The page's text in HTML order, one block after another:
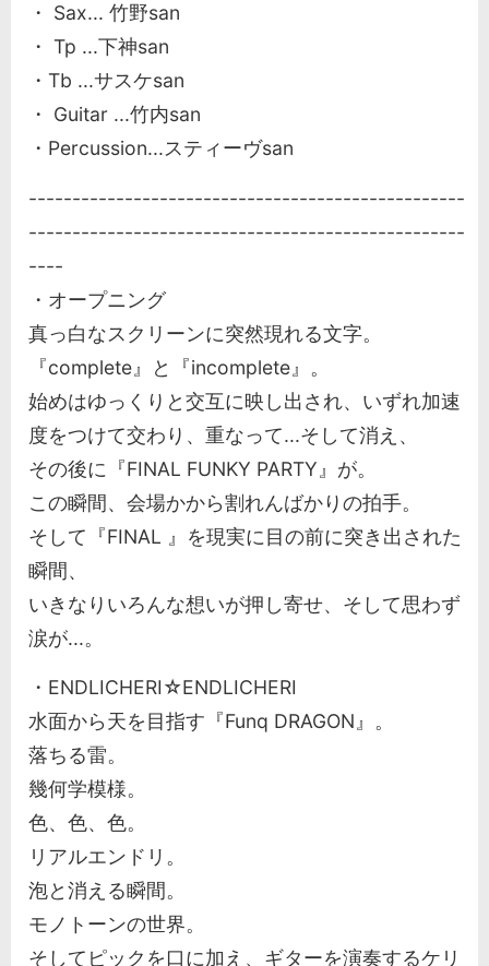
・ Sax... 竹野san
・ Tp ...下神san
・Tb ...サスケsan
・ Guitar ...竹内san
・Percussion...スティーヴsan
--------------------------------------------------
--------------------------------------------------
----
・オープニング
真っ白なスクリーンに突然現れる文字。
『complete』と『incomplete』。
始めはゆっくりと交互に映し出され、いずれ加速
度をつけて交わり、重なって...そして消え、
その後に『FINAL FUNKY PARTY』が。
この瞬間、会場かから割れんばかりの拍手。
そして『FINAL 』を現実に目の前に突き出された
瞬間、
いきなりいろんな想いが押し寄せ、そして思わず
涙が...。
・ENDLICHERI☆ENDLICHERI
水面から天を目指す『Funq DRAGON』。
落ちる雷。
幾何学模様。
色、色、色。
リアルエンドリ。
泡と消える瞬間。
モノトーンの世界。
そしてピックを口に加え、ギターを演奏するケリ